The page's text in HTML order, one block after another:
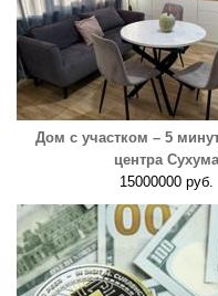
Дом с участком – 5
центра Сухума
15000000 руб.